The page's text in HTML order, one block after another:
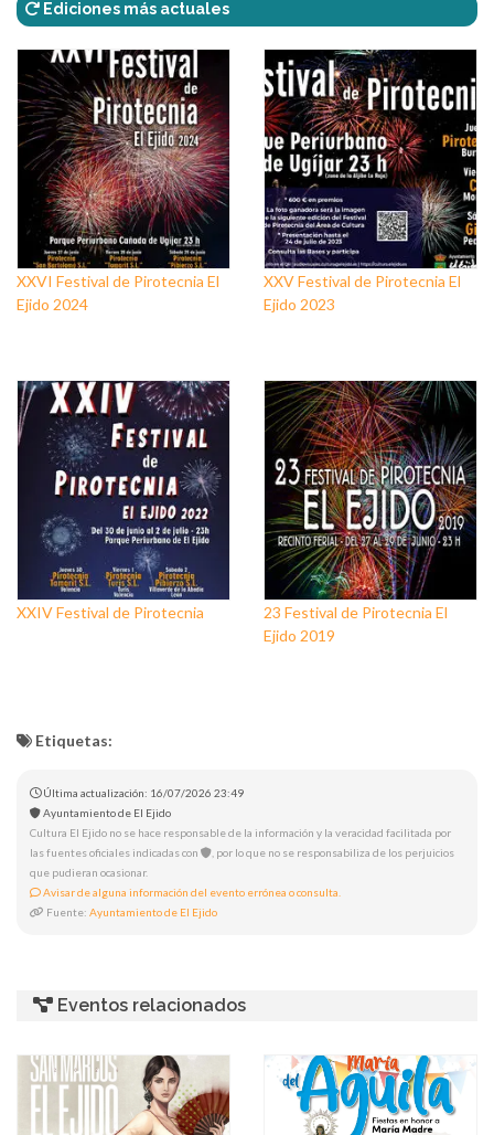
Ediciones más actuales
XXVI Festival de Pirotecnia El
Ejido 2024
XXV Festival de Pirotecnia El
Ejido 2023
XXIV Festival de Pirotecnia
23 Festival de Pirotecnia El
Ejido 2019
Etiquetas:
Última actualización: 16/07/2026 23:49
Ayuntamiento de El Ejido
Cultura El Ejido no se hace responsable de la información y la veracidad facilitada por
las fuentes oficiales indicadas con
, por lo que no se responsabiliza de los perjuicios
que pudieran ocasionar.
Avisar de alguna información del evento errónea o consulta.
Fuente: Ayuntamiento de El Ejido
Eventos relacionados